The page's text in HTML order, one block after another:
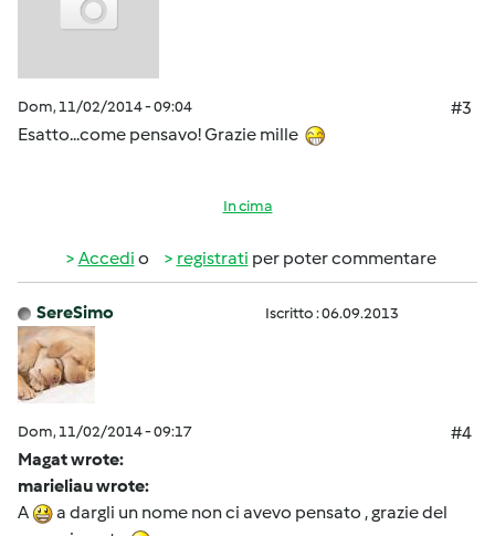
Dom, 11/02/2014 - 09:04
#3
Esatto...come pensavo! Grazie mille
In cima
Accedi o registrati per poter commentare
SereSimo Iscritto : 06.09.2013
Dom, 11/02/2014 - 09:17
#4
Magat wrote:
marieliau wrote:
A
a dargli un nome non ci avevo pensato , grazie del